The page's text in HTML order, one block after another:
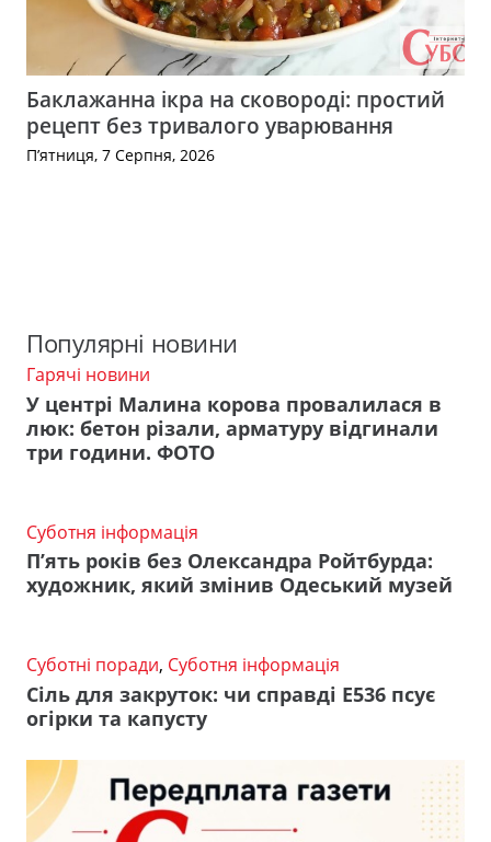
Баклажанна ікра на сковороді: простий
рецепт без тривалого уварювання
П’ятниця, 7 Серпня, 2026
Популярні новини
Гарячі новини
У центрі Малина корова провалилася в
люк: бетон різали, арматуру відгинали
три години. ФОТО
Суботня інформація
П’ять років без Олександра Ройтбурда:
художник, який змінив Одеський музей
Суботні поради, Суботня інформація
Сіль для закруток: чи справді Е536 псує
огірки та капусту